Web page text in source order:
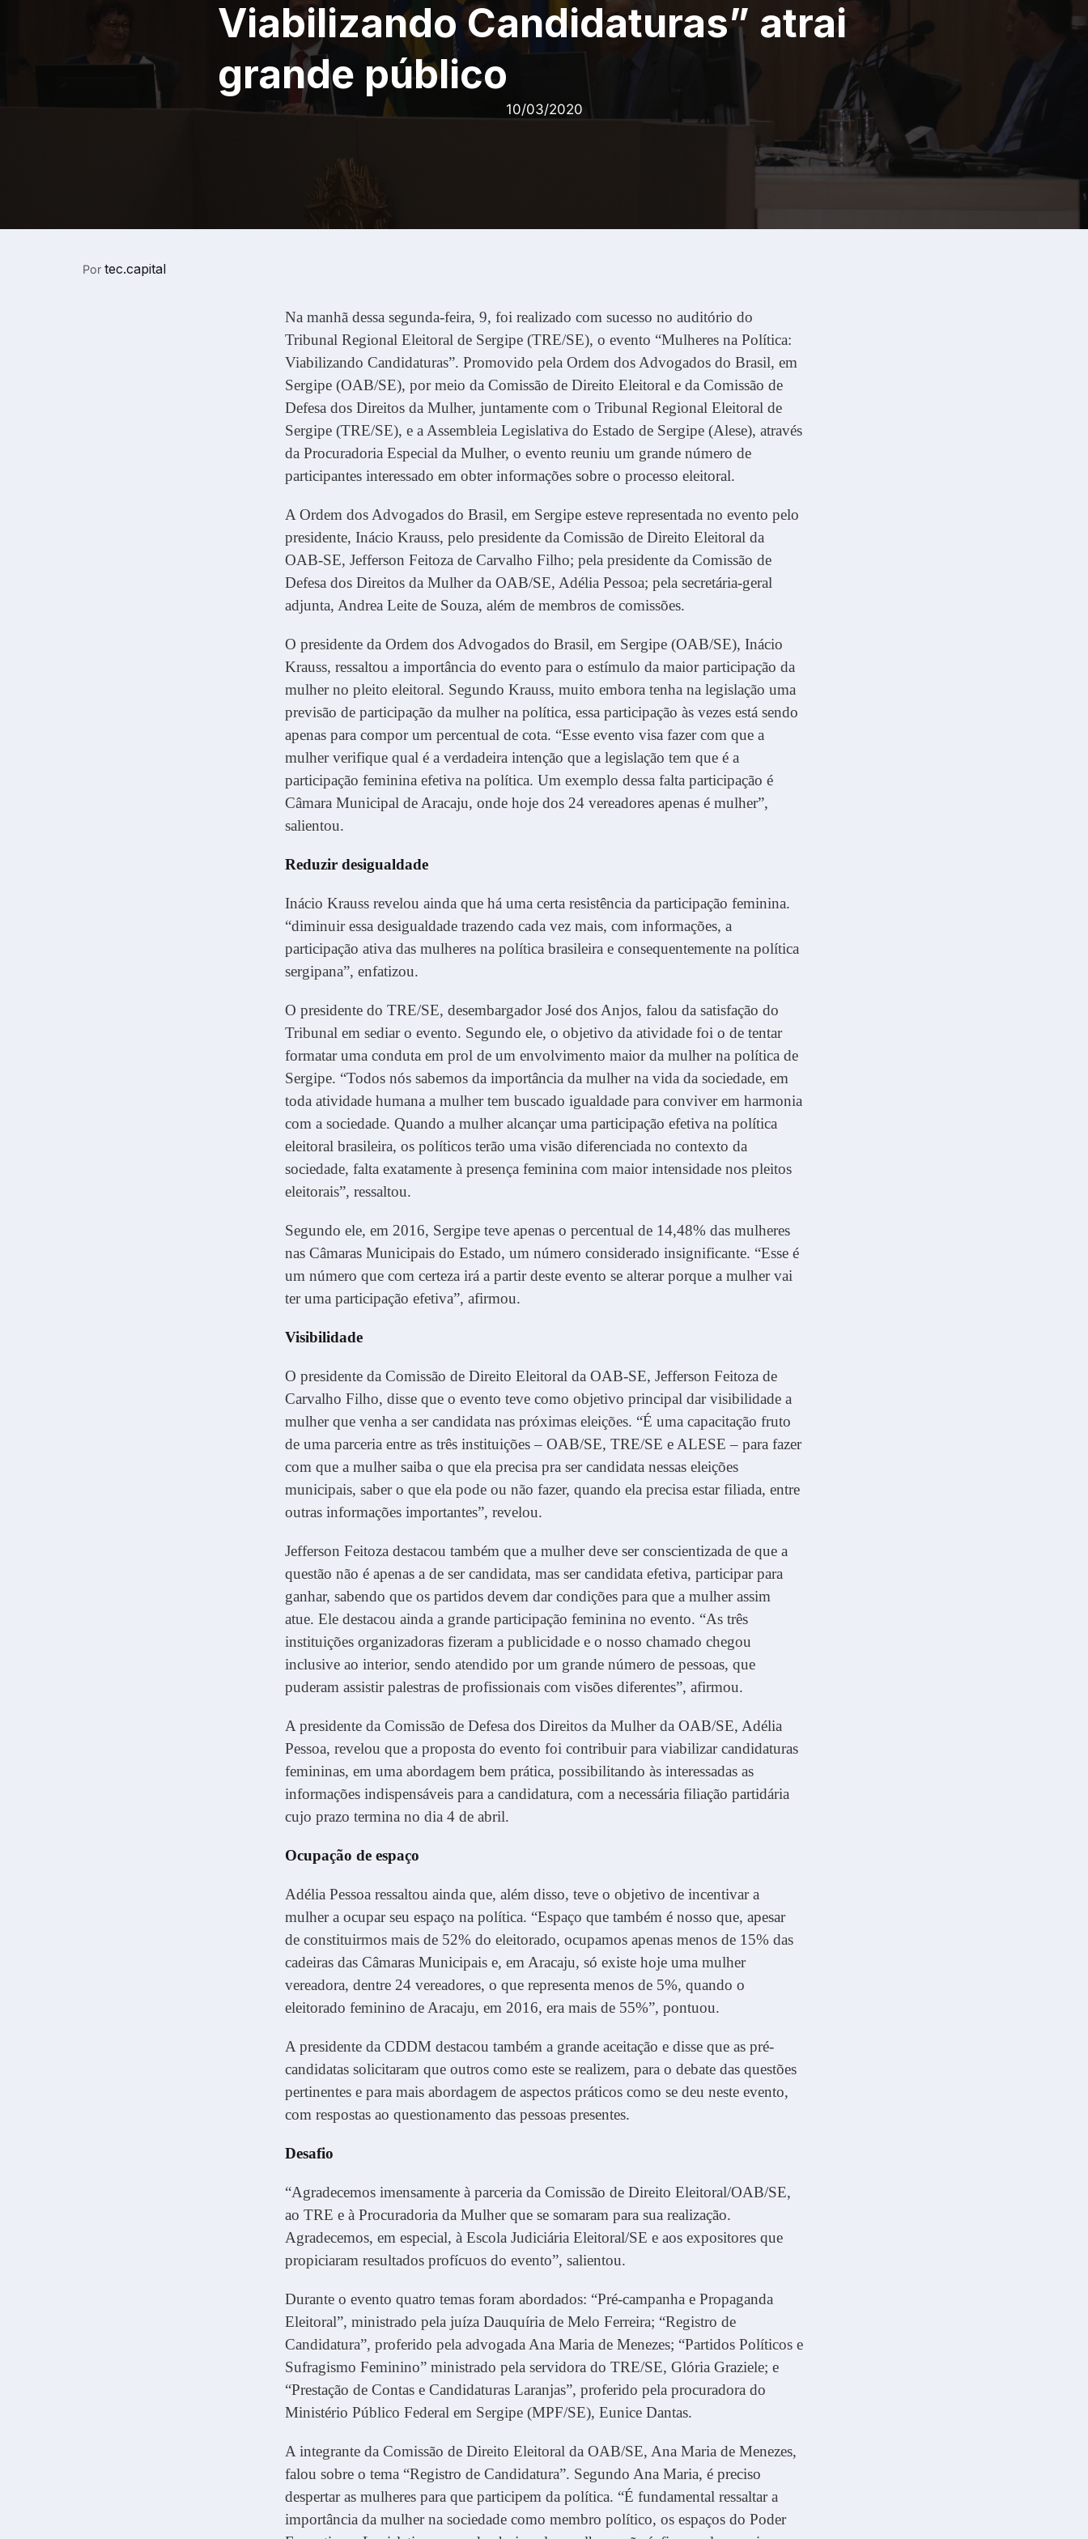
Viabilizando Candidaturas” atrai
grande público
10/03/2020
Por tec.capital
Na manhã dessa segunda-feira, 9, foi realizado com sucesso no auditório do
Tribunal Regional Eleitoral de Sergipe (TRE/SE), o evento “Mulheres na Política:
Viabilizando Candidaturas”. Promovido pela Ordem dos Advogados do Brasil, em
Sergipe (OAB/SE), por meio da Comissão de Direito Eleitoral e da Comissão de
Defesa dos Direitos da Mulher, juntamente com o Tribunal Regional Eleitoral de
Sergipe (TRE/SE), e a Assembleia Legislativa do Estado de Sergipe (Alese), através
da Procuradoria Especial da Mulher, o evento reuniu um grande número de
participantes interessado em obter informações sobre o processo eleitoral.
A Ordem dos Advogados do Brasil, em Sergipe esteve representada no evento pelo
presidente, Inácio Krauss, pelo presidente da Comissão de Direito Eleitoral da
OAB-SE, Jefferson Feitoza de Carvalho Filho; pela presidente da Comissão de
Defesa dos Direitos da Mulher da OAB/SE, Adélia Pessoa; pela secretária-geral
adjunta, Andrea Leite de Souza, além de membros de comissões.
O presidente da Ordem dos Advogados do Brasil, em Sergipe (OAB/SE), Inácio
Krauss, ressaltou a importância do evento para o estímulo da maior participação da
mulher no pleito eleitoral. Segundo Krauss, muito embora tenha na legislação uma
previsão de participação da mulher na política, essa participação às vezes está sendo
apenas para compor um percentual de cota. “Esse evento visa fazer com que a
mulher verifique qual é a verdadeira intenção que a legislação tem que é a
participação feminina efetiva na política. Um exemplo dessa falta participação é
Câmara Municipal de Aracaju, onde hoje dos 24 vereadores apenas é mulher”,
salientou.
Reduzir desigualdade
Inácio Krauss revelou ainda que há uma certa resistência da participação feminina.
“diminuir essa desigualdade trazendo cada vez mais, com informações, a
participação ativa das mulheres na política brasileira e consequentemente na política
sergipana”, enfatizou.
O presidente do TRE/SE, desembargador José dos Anjos, falou da satisfação do
Tribunal em sediar o evento. Segundo ele, o objetivo da atividade foi o de tentar
formatar uma conduta em prol de um envolvimento maior da mulher na política de
Sergipe. “Todos nós sabemos da importância da mulher na vida da sociedade, em
toda atividade humana a mulher tem buscado igualdade para conviver em harmonia
com a sociedade. Quando a mulher alcançar uma participação efetiva na política
eleitoral brasileira, os políticos terão uma visão diferenciada no contexto da
sociedade, falta exatamente à presença feminina com maior intensidade nos pleitos
eleitorais”, ressaltou.
Segundo ele, em 2016, Sergipe teve apenas o percentual de 14,48% das mulheres
nas Câmaras Municipais do Estado, um número considerado insignificante. “Esse é
um número que com certeza irá a partir deste evento se alterar porque a mulher vai
ter uma participação efetiva”, afirmou.
Visibilidade
O presidente da Comissão de Direito Eleitoral da OAB-SE, Jefferson Feitoza de
Carvalho Filho, disse que o evento teve como objetivo principal dar visibilidade a
mulher que venha a ser candidata nas próximas eleições. “É uma capacitação fruto
de uma parceria entre as três instituições – OAB/SE, TRE/SE e ALESE – para fazer
com que a mulher saiba o que ela precisa pra ser candidata nessas eleições
municipais, saber o que ela pode ou não fazer, quando ela precisa estar filiada, entre
outras informações importantes”, revelou.
Jefferson Feitoza destacou também que a mulher deve ser conscientizada de que a
questão não é apenas a de ser candidata, mas ser candidata efetiva, participar para
ganhar, sabendo que os partidos devem dar condições para que a mulher assim
atue. Ele destacou ainda a grande participação feminina no evento. “As três
instituições organizadoras fizeram a publicidade e o nosso chamado chegou
inclusive ao interior, sendo atendido por um grande número de pessoas, que
puderam assistir palestras de profissionais com visões diferentes”, afirmou.
A presidente da Comissão de Defesa dos Direitos da Mulher da OAB/SE, Adélia
Pessoa, revelou que a proposta do evento foi contribuir para viabilizar candidaturas
femininas, em uma abordagem bem prática, possibilitando às interessadas as
informações indispensáveis para a candidatura, com a necessária filiação partidária
cujo prazo termina no dia 4 de abril.
Ocupação de espaço
Adélia Pessoa ressaltou ainda que, além disso, teve o objetivo de incentivar a
mulher a ocupar seu espaço na política. “Espaço que também é nosso que, apesar
de constituirmos mais de 52% do eleitorado, ocupamos apenas menos de 15% das
cadeiras das Câmaras Municipais e, em Aracaju, só existe hoje uma mulher
vereadora, dentre 24 vereadores, o que representa menos de 5%, quando o
eleitorado feminino de Aracaju, em 2016, era mais de 55%”, pontuou.
A presidente da CDDM destacou também a grande aceitação e disse que as pré-
candidatas solicitaram que outros como este se realizem, para o debate das questões
pertinentes e para mais abordagem de aspectos práticos como se deu neste evento,
com respostas ao questionamento das pessoas presentes.
Desafio
“Agradecemos imensamente à parceria da Comissão de Direito Eleitoral/OAB/SE,
ao TRE e à Procuradoria da Mulher que se somaram para sua realização.
Agradecemos, em especial, à Escola Judiciária Eleitoral/SE e aos expositores que
propiciaram resultados profícuos do evento”, salientou.
Durante o evento quatro temas foram abordados: “Pré-campanha e Propaganda
Eleitoral”, ministrado pela juíza Dauquíria de Melo Ferreira; “Registro de
Candidatura”, proferido pela advogada Ana Maria de Menezes; “Partidos Políticos e
Sufragismo Feminino” ministrado pela servidora do TRE/SE, Glória Graziele; e
“Prestação de Contas e Candidaturas Laranjas”, proferido pela procuradora do
Ministério Público Federal em Sergipe (MPF/SE), Eunice Dantas.
A integrante da Comissão de Direito Eleitoral da OAB/SE, Ana Maria de Menezes,
falou sobre o tema “Registro de Candidatura”. Segundo Ana Maria, é preciso
despertar as mulheres para que participem da política. “É fundamental ressaltar a
importância da mulher na sociedade como membro político, os espaços do Poder